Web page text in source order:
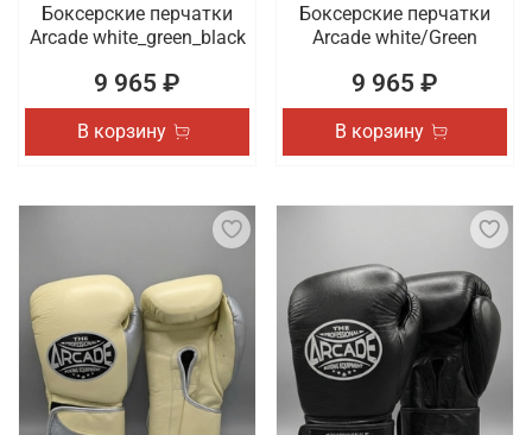
Боксерские перчатки
Arcade white_green_black
9 965 ₽
В корзину
Боксерские перчатки
Arcade white/Green
9 965 ₽
В корзину